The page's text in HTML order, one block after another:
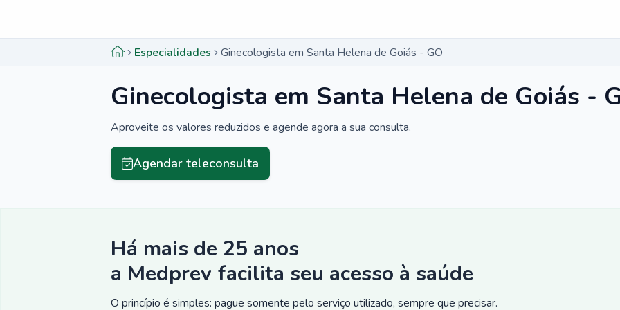
Especialidades Ginecologista em Santa Helena de Goiás - GO
Ginecologista em Santa Helena de Goiás -
Aproveite os valores reduzidos e agende agora a sua consulta.
Agendar teleconsulta
Há mais de 25 anos
a Medprev facilita seu acesso à saúde
O princípio é simples: pague somente pelo serviço utilizado, sempre que precisar.